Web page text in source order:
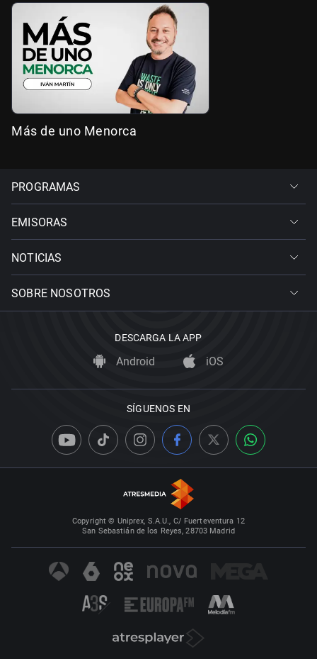
Más de uno Menorca
PROGRAMAS
EMISORAS
NOTICIAS
SOBRE NOSOTROS
DESCARGA LA APP
Android iOS
SÍGUENOS EN
Copyright © Uniprex, S.A.U., C/ Fuerteventura 12
San Sebastián de los Reyes, 28703 Madrid